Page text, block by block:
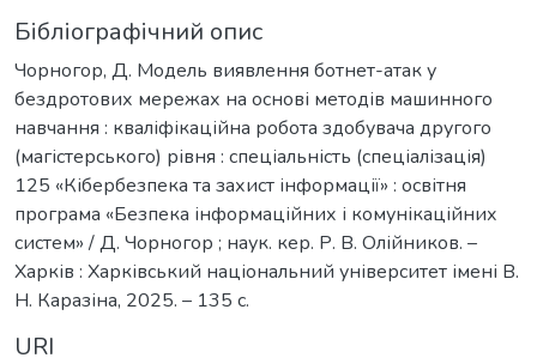
Бібліографічний опис
Чорногор, Д. Модель виявлення ботнет-атак у
бездротових мережах на основі методів машинного
навчання : кваліфікаційна робота здобувача другого
(магістерського) рівня : спеціальність (спеціалізація)
125 «Кібербезпека та захист інформації» : освітня
програма «Безпека інформаційних і комунікаційних
систем» / Д. Чорногор ; наук. кер. Р. В. Олійников. –
Харків : Харківський національний університет імені В.
Н. Каразіна, 2025. – 135 с.
URI